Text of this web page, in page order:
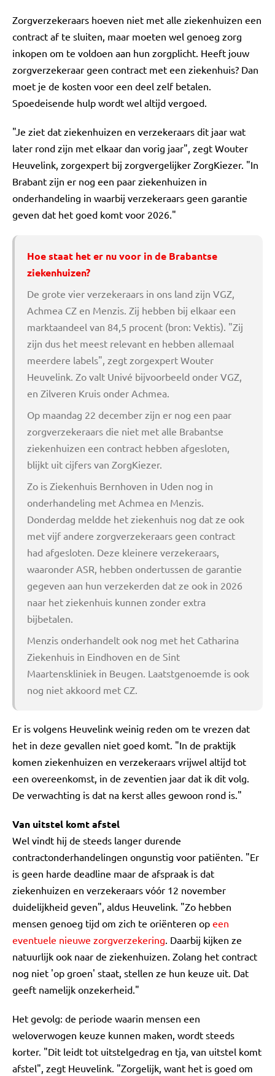
Zorgverzekeraars hoeven niet met alle ziekenhuizen een
contract af te sluiten, maar moeten wel genoeg zorg
inkopen om te voldoen aan hun zorgplicht. Heeft jouw
zorgverzekeraar geen contract met een ziekenhuis? Dan
moet je de kosten voor een deel zelf betalen.
Spoedeisende hulp wordt wel altijd vergoed.
"Je ziet dat ziekenhuizen en verzekeraars dit jaar wat
later rond zijn met elkaar dan vorig jaar", zegt Wouter
Heuvelink, zorgexpert bij zorgvergelijker ZorgKiezer. "In
Brabant zijn er nog een paar ziekenhuizen in
onderhandeling in waarbij verzekeraars geen garantie
geven dat het goed komt voor 2026."
Hoe staat het er nu voor in de Brabantse
ziekenhuizen?
De grote vier verzekeraars in ons land zijn VGZ,
Achmea CZ en Menzis. Zij hebben bij elkaar een
marktaandeel van 84,5 procent (bron: Vektis). "Zij
zijn dus het meest relevant en hebben allemaal
meerdere labels", zegt zorgexpert Wouter
Heuvelink. Zo valt Univé bijvoorbeeld onder VGZ,
en Zilveren Kruis onder Achmea.
Op maandag 22 december zijn er nog een paar
zorgverzekeraars die niet met alle Brabantse
ziekenhuizen een contract hebben afgesloten,
blijkt uit cijfers van ZorgKiezer.
Zo is Ziekenhuis Bernhoven in Uden nog in
onderhandeling met Achmea en Menzis.
Donderdag meldde het ziekenhuis nog dat ze ook
met vijf andere zorgverzekeraars geen contract
had afgesloten. Deze kleinere verzekeraars,
waaronder ASR, hebben ondertussen de garantie
gegeven aan hun verzekerden dat ze ook in 2026
naar het ziekenhuis kunnen zonder extra
bijbetalen.
Menzis onderhandelt ook nog met het Catharina
Ziekenhuis in Eindhoven en de Sint
Maartenskliniek in Beugen. Laatstgenoemde is ook
nog niet akkoord met CZ.
Er is volgens Heuvelink weinig reden om te vrezen dat
het in deze gevallen niet goed komt. "In de praktijk
komen ziekenhuizen en verzekeraars vrijwel altijd tot
een overeenkomst, in de zeventien jaar dat ik dit volg.
De verwachting is dat na kerst alles gewoon rond is."
Van uitstel komt afstel
Wel vindt hij de steeds langer durende
contractonderhandelingen ongunstig voor patiënten. "Er
is geen harde deadline maar de afspraak is dat
ziekenhuizen en verzekeraars vóór 12 november
duidelijkheid geven", aldus Heuvelink. "Zo hebben
mensen genoeg tijd om zich te oriënteren op een
eventuele nieuwe zorgverzekering. Daarbij kijken ze
natuurlijk ook naar de ziekenhuizen. Zolang het contract
nog niet 'op groen' staat, stellen ze hun keuze uit. Dat
geeft namelijk onzekerheid."
Het gevolg: de periode waarin mensen een
weloverwogen keuze kunnen maken, wordt steeds
korter. "Dit leidt tot uitstelgedrag en tja, van uitstel komt
afstel", zegt Heuvelink. "Zorgelijk, want het is goed om